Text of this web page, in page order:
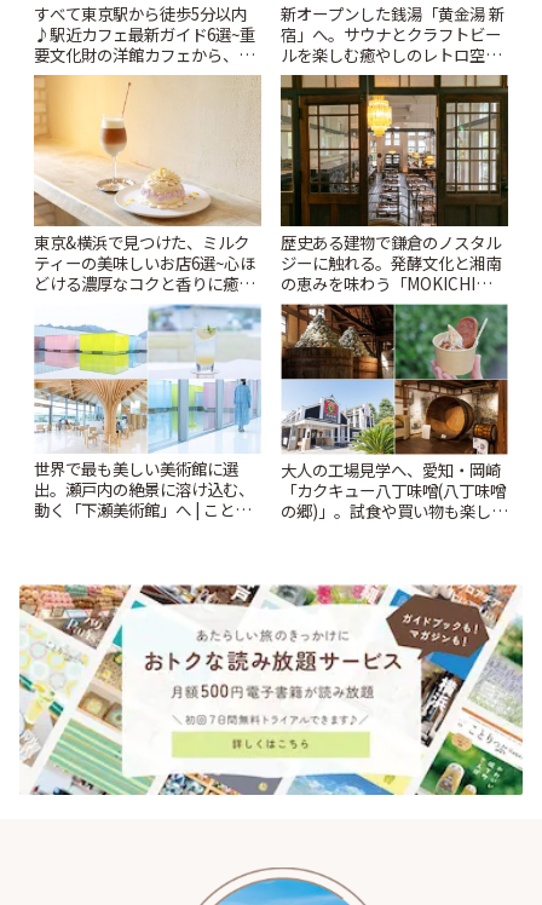
すべて東京駅から徒歩5分以内
♪駅近カフェ最新ガイド6選~重
要文化財の洋館カフェから、改
札すぐのレトロ喫茶まで~ | こと
りっぷ
新オープンした銭湯「黄金湯 新
宿」へ。サウナとクラフトビー
ルを楽しむ癒やしのレトロ空間
| ことりっぷ
東京&横浜で見つけた、ミルク
ティーの美味しいお店6選~心ほ
どける濃厚なコクと香りに癒や
されるティータイム~ | ことりっ
ぷ
歴史ある建物で鎌倉のノスタル
ジーに触れる。発酵文化と湘南
の恵みを味わう「MOKICHI
KAMAKURA」 | ことりっぷ
世界で最も美しい美術館に選
出。瀬戸内の絶景に溶け込む、
動く「下瀬美術館」へ | ことり
大人の工場見学へ、愛知・岡崎
「カクキュー八丁味噌(八丁味噌
の郷)」。試食や買い物も楽しみ